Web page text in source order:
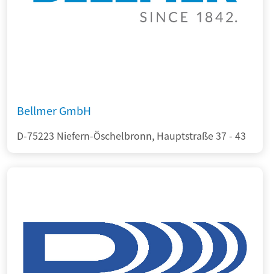
Bellmer GmbH
D-75223 Niefern-Öschelbronn, Hauptstraße 37 - 43